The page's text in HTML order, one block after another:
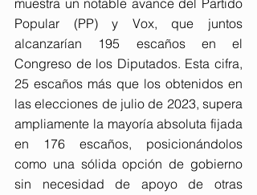
Popular (PP) y Vox, que juntos
alcanzarían 195 escaños en el
Congreso de los Diputados. Esta cifra,
25 escaños más que los obtenidos en
las elecciones de julio de 2023, supera
ampliamente la mayoría absoluta fijada
en 176 escaños, posicionándolos
como una sólida opción de gobierno
sin necesidad de apoyo de otras